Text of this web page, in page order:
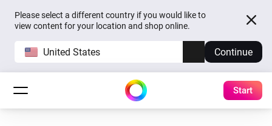
Please select a different country if you would like to
view content for your location and shop online.
United States Continue
Start